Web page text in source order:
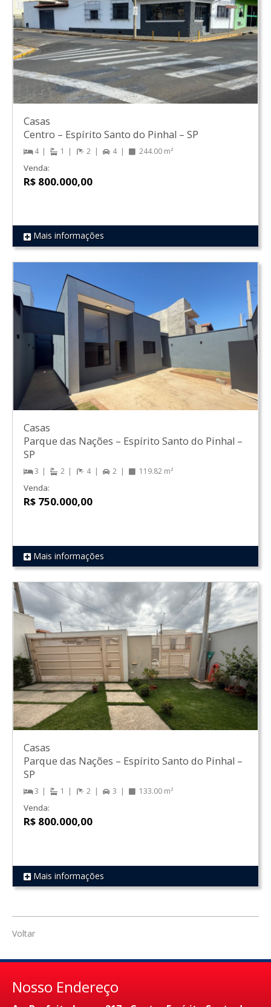
REF 1469
Casas
Centro – Espírito Santo do Pinhal – SP
4 1 2 4 244.00 m²
Venda:
R$ 800.000,00
Mais informações
REF 1352
Casas
Parque das Nações – Espírito Santo do Pinhal –
SP
3 2 4 2 119.82 m²
Venda:
R$ 750.000,00
Mais informações
REF 1022
Casas
Parque das Nações – Espírito Santo do Pinhal –
SP
3 1 2 3 133.00 m²
Venda:
R$ 800.000,00
Mais informações
Voltar
Nosso Endereço